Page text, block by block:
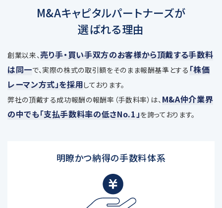
M&Aキャピタルパートナーズが
選ばれる理由
創業以来、 売り手・買い手双方のお客様から頂戴する手数料
は同一で、実際の株式の取引額をそのまま報酬基準とする 「株価
レーマン方式」を採用しております。
弊社の頂戴する成功報酬の報酬率（手数料率）は、 M&A仲介業界
の中でも「支払手数料率の低さNo.1」を誇っております。
明瞭かつ納得の手数料体系